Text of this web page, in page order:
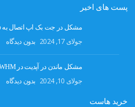
پست های اخیر
مشکل در جت بک اپ اتصال به ftp
جولای 17, 2024 بدون دیدگاه
مشکل ماندن در آپدیت در WHM
جولای 10, 2024 بدون دیدگاه
خرید هاست